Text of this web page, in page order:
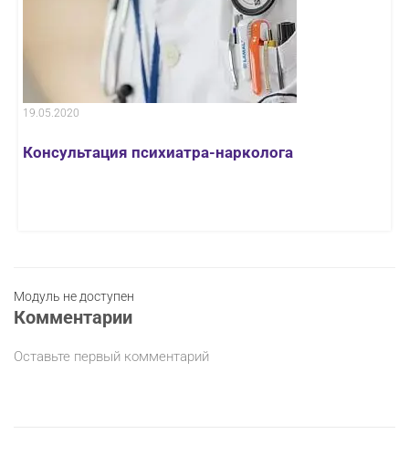
19.05.2020
Консультация психиатра-нарколога
Модуль не доступен
Комментарии
Оставьте первый комментарий